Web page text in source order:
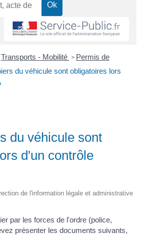
Transports - Mobilité > Permis de
du véhicule sont obligatoires lors
du véhicule sont
d'un contrôle
de l'information légale et administrative
par les forces de l'ordre (police,
présenter les documents suivants,